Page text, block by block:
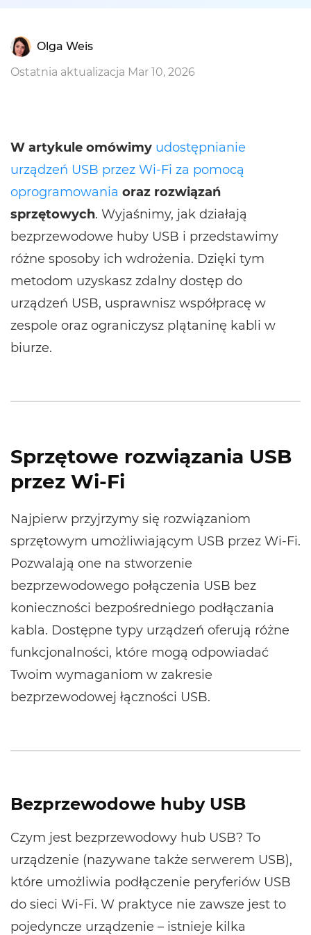
Olga Weis
Ostatnia aktualizacja Mar 10, 2026
W artykule omówimy udostępnianie
urządzeń USB przez Wi-Fi za pomocą
oprogramowania oraz rozwiązań
sprzętowych. Wyjaśnimy, jak działają
bezprzewodowe huby USB i przedstawimy
różne sposoby ich wdrożenia. Dzięki tym
metodom uzyskasz zdalny dostęp do
urządzeń USB, usprawnisz współpracę w
zespole oraz ograniczysz plątaninę kabli w
biurze.
Sprzętowe rozwiązania USB
przez Wi-Fi
Najpierw przyjrzymy się rozwiązaniom
sprzętowym umożliwiającym USB przez Wi-Fi.
Pozwalają one na stworzenie
bezprzewodowego połączenia USB bez
konieczności bezpośredniego podłączania
kabla. Dostępne typy urządzeń oferują różne
funkcjonalności, które mogą odpowiadać
Twoim wymaganiom w zakresie
bezprzewodowej łączności USB.
Bezprzewodowe huby USB
Czym jest bezprzewodowy hub USB? To
urządzenie (nazywane także serwerem USB),
które umożliwia podłączenie peryferiów USB
do sieci Wi-Fi. W praktyce nie zawsze jest to
pojedyncze urządzenie – istnieje kilka